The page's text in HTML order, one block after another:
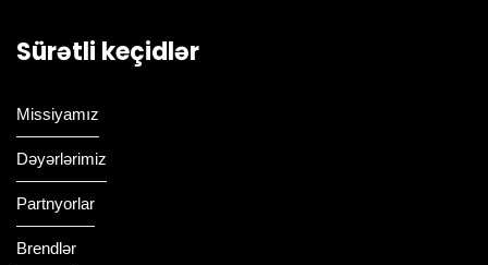
Sürətli keçidlər
Missiyamız
Dəyərlərimiz
Partnyorlar
Brendlər